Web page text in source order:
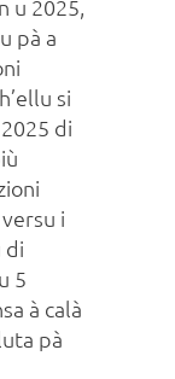
u 2025,
pà a
si
di
i
di
5
à calà
pà